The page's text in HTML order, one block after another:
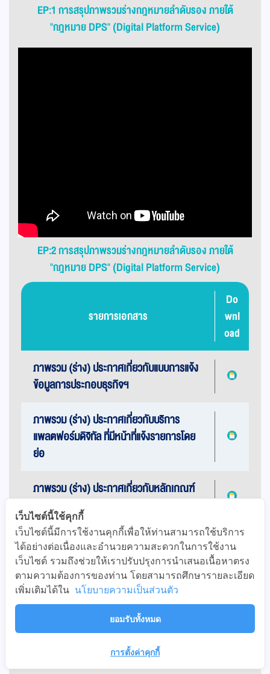
EP:1 การสรุปภาพรวมร่างกฎหมายลำดับรอง ภายใต้
"กฎหมาย DPS" (Digital Platform Service)
EP:2 การสรุปภาพรวมร่างกฎหมายลำดับรอง ภายใต้
"กฎหมาย DPS" (Digital Platform Service)
รายการเอกสาร
Do
wnl
oad
ภาพรวม (ร่าง) ประกาศเกี่ยวกับแบบการแจ้ง
ข้อมูลการประกอบธุรกิจฯ
ภาพรวม (ร่าง) ประกาศเกี่ยวกับบริการ
แพลตฟอร์มดิจิทัล ที่มีหน้าที่แจ้งรายการโดย
ย่อ
ภาพรวม (ร่าง) ประกาศเกี่ยวกับหลักเกณฑ์
การคำนวณจำนวนผู้ใช้บริการฯ (AMAU)
ภาพรวม (ร่าง) ประกาศเกี่ยวกับการประกาศ
ข้อตกลง และเงื่อนไขการให้บริการจำนวน
ภาพรวม (ร่าง) ประกาศเกี่ยวกับการแจ้งการ
เลิกประกอบธุรกิจ และมาตรการชดใช้เยียวยา
เว็บไซต์นี้ใช้คุกกี้
เว็บไซต์นี้มีการใช้งานคุกกี้เพื่อให้ท่านสามารถใช้บริการ
ได้อย่างต่อเนื่องและอำนวยความสะดวกในการใช้งาน
เว็บไซต์ รวมถึงช่วยให้เราปรับปรุงการนำเสนอเนื้อหาตรง
ตามความต้องการของท่าน โดยสามารถศึกษารายละเอียด
เพิ่มเติมได้ใน นโยบายความเป็นส่วนตัว
ยอมรับทั้งหมด
การตั้งค่าคุกกี้